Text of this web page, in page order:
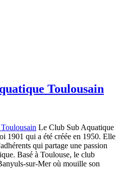
Toulousain
Le Club Sub Aquatique
1901 qui a été créée en 1950. Elle
qui partage une passion
Basé à Toulouse, le club
sur-Mer où mouille son